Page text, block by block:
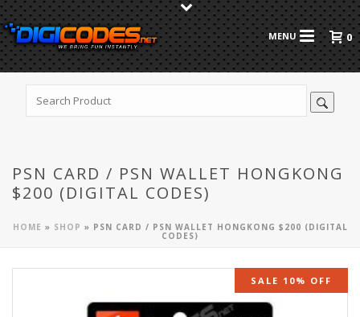
0
PSN CARD / PSN WALLET HONGKONG
$200 (DIGITAL CODES)
HOME » SHOP » PSN CARD / PSN WALLET HONGKONG $200 (DIGITAL
CODES)
SALE 10% OFF